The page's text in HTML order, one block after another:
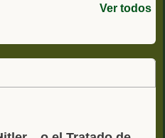
Ver todos